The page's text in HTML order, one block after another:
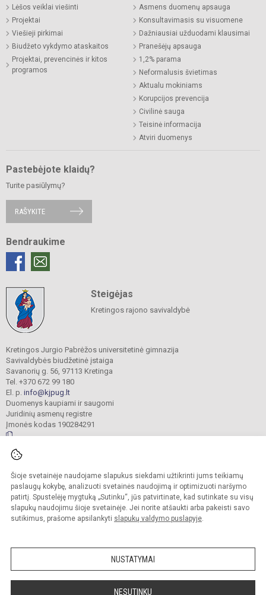
Šioje svetainėje naudojame slapukus siekdami užtikrinti jums teikiamų
paslaugų kokybę, analizuoti svetainės naudojimą ir optimizuoti naršymo
patirtį. Spustelėję mygtuką „Sutinku“, jūs patvirtinate, kad sutinkate su visų
slapukų naudojimu šioje svetainėje. Jei norite atšaukti arba pakeisti savo
sutikimus, prašome apsilankyti slapukų valdymo puslapyje.
NUSTATYMAI
NESUTINKU
Lėšos veiklai viešinti
Projektai
Viešieji pirkimai
Biudžeto vykdymo ataskaitos
Projektai, prevencinės ir kitos
programos
Asmens duomenų apsauga
Konsultavimasis su visuomene
Dažniausiai užduodami klausimai
Pranešėjų apsauga
1,2% parama
Neformalusis švietimas
Aktualu mokiniams
Korupcijos prevencija
Civilinė sauga
Teisinė informacija
Atviri duomenys
Pastebėjote klaidų?
Turite pasiūlymų?
RAŠYKITE
Bendraukime
Steigėjas
Kretingos rajono savivaldybė
Kretingos Jurgio Pabrėžos universitetinė gimnazija
Savivaldybės biudžetinė įstaiga
Savanorių g. 56, 97113 Kretinga
Tel. +370 672 99 180
El. p. info@kjpug.lt
Duomenys kaupiami ir saugomi
Juridinių asmenų registre
Įmonės kodas 190284291
saugomos.
Kopijuoti turinį be raštiško gimnazijos sutikimo griežtai draudžiama.
Versija neįgaliesiems Slapukų valdymas
Sumanus būdas atnaujinti